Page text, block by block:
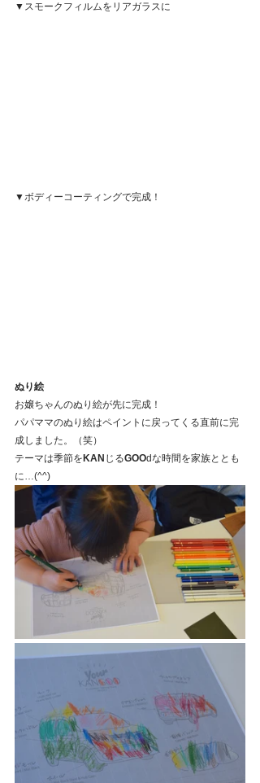
▼スモークフィルムをリアガラスに
▼ボディーコーティングで完成！
ぬり絵
お嬢ちゃんのぬり絵が先に完成！
パパママのぬり絵はペイントに戻ってくる直前に完
成しました。（笑）
テーマは季節を KAN じるGOOdな時間を家族ととも
に…(^^)